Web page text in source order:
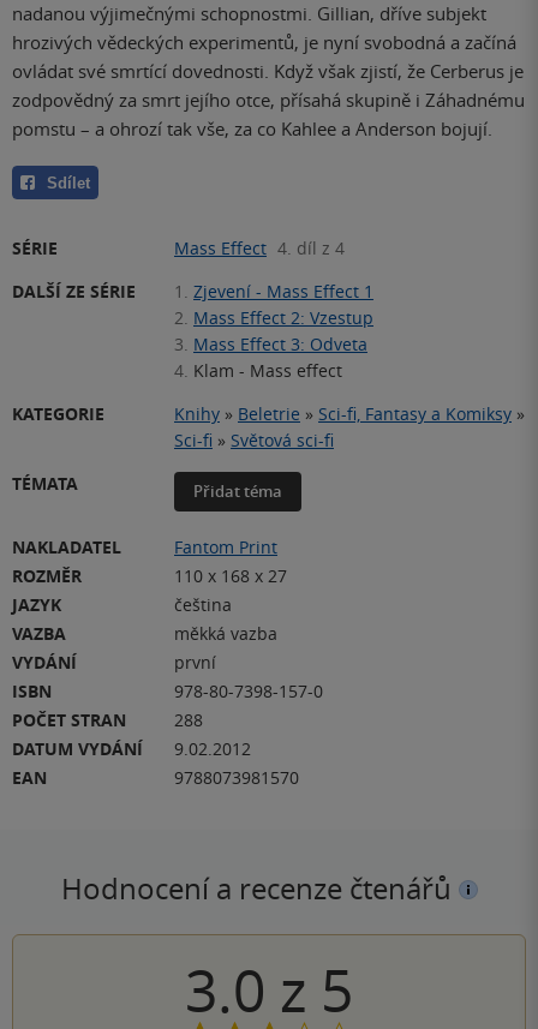
nadanou výjimečnými schopnostmi. Gillian, dříve subjekt
hrozivých vědeckých experimentů, je nyní svobodná a začíná
ovládat své smrtící dovednosti. Když však zjistí, že Cerberus je
zodpovědný za smrt jejího otce, přísahá skupině i Záhadnému
pomstu – a ohrozí tak vše, za co Kahlee a Anderson bojují.
Sdílet
SÉRIE Mass Effect 4. díl z 4
DALŠÍ ZE SÉRIE
1. Zjevení - Mass Effect 1
2. Mass Effect 2: Vzestup
3. Mass Effect 3: Odveta
4. Klam - Mass effect
KATEGORIE
Knihy » Beletrie » Sci-fi, Fantasy a Komiksy »
Sci-fi » Světová sci-fi
TÉMATA
Přidat téma
NAKLADATEL
Fantom Print
ROZMĚR
110 x 168 x 27
JAZYK
čeština
VAZBA
měkká vazba
VYDÁNÍ
první
ISBN
978-80-7398-157-0
POČET STRAN
288
DATUM VYDÁNÍ
9.02.2012
EAN
9788073981570
Hodnocení a recenze čtenářů
3.0 z 5